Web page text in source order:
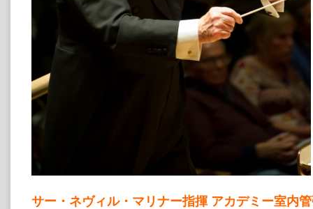
サー・ネヴィル・マリナー指揮 アカデミー室内